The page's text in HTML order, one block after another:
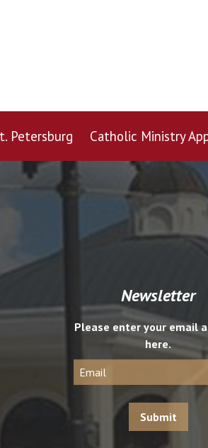
Petersburg Catholic Ministry
Newsletter
Please enter your email
here.